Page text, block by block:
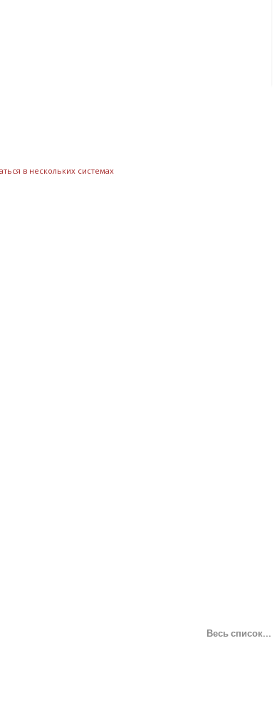
в нескольких системах
Весь список...